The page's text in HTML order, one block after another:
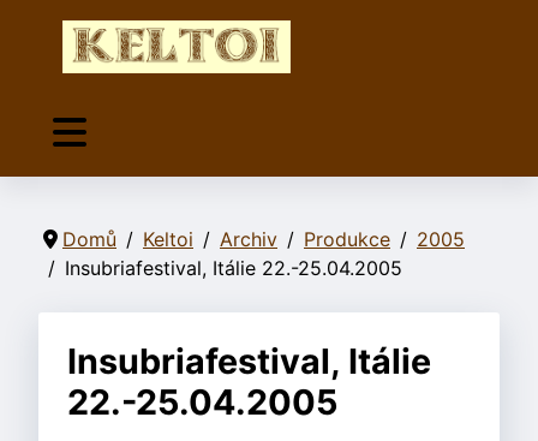
Domů Keltoi Archiv Produkce
2005
Insubriafestival, Itálie 22.-25.04.2005
Insubriafestival, Itálie
22.-25.04.2005